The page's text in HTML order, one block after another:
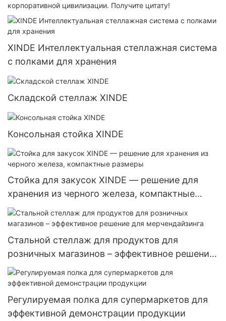
корпоративной цивилизации. Получите цитату!
XINDE Интеллектуальная стеллажная система
с полками для хранения
Складской стеллаж XINDE
Консольная стойка XINDE
Стойка для закусок XINDE — решение для
хранения из черного железа, компактные
размеры
Стальной стеллаж для продуктов для
розничных магазинов – эффективное решение
для мерчендайзинга
Регулируемая полка для супермаркетов для
эффективной демонстрации продукции